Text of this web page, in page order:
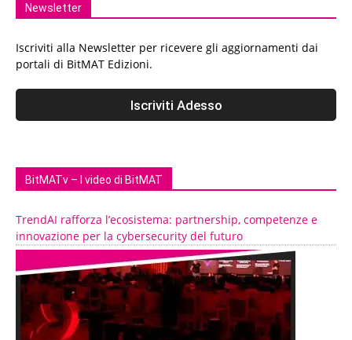
Newsletter
Iscriviti alla Newsletter per ricevere gli aggiornamenti dai
portali di BitMAT Edizioni.
BitMATv – I video di BitMAT
TrendAI rafforza l’ecosistema: partnership, competenze e
innovazione per la cybersecurity del futuro